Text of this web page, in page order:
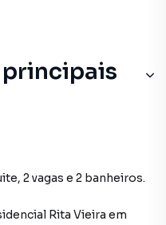
2 vagas e 2 banheiros.
Rita Vieira em